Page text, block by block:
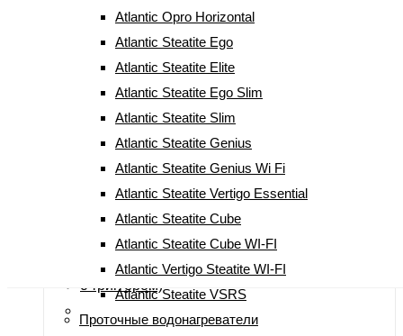
Atlantic Opro Horizontal
Atlantic Steatite Ego
Atlantic Steatite Elite
Atlantic Steatite Ego Slim
Atlantic Steatite Slim
Atlantic Steatite Genius
Atlantic Steatite Genius Wi Fi
Atlantic Steatite Vertigo Essential
Atlantic Steatite Cube
Atlantic Steatite Cube WI-FI
Atlantic Vertigo Steatite WI-FI
Atlantic Steatite VSRS
Проточные водонагреватели
(50891060)